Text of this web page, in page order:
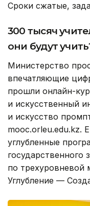
Сроки сжатые,
300 тысяч
они будут
Министерство
впечатляющие
прошли онлайн-
и искусственный
и искусство
mooc.orleu.edu.kz.
углубленные
государственного
по
Углубление —